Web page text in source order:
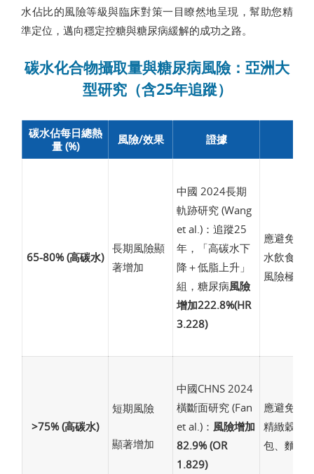
水佔比的風險等級與臨床對策一目瞭然地呈現，幫助您精
準定位，邁向穩定控糖與糖尿病緩解的成功之路。
碳水化合物攝取量與糖尿病風險：亞洲大
型研究（含25年追蹤）
碳水佔每日總熱
量 (%)
風險/效果 證據
65-80% (高碳水)
長期風險顯
著增加
中國 2024長期
軌跡研究 (Wang
et al.)：追蹤25
年，「高碳水下
降＋低脂上升」
組，糖尿病風險
增加222.8%(HR
3.228)
應避免長
水飲食模
風險極高
>75% (高碳水)
短期風險
顯著增加
中國CHNS 2024
橫斷面研究 (Fan
et al.)： 風險增加
82.9% (OR
1.829)
應避免高
精緻穀物(
包、麵條